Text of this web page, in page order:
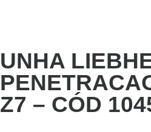
UNHA
Z7 – CÓD